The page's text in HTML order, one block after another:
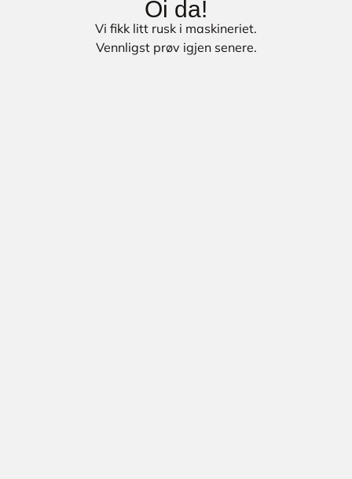
Oi da!
Vi fikk litt rusk i maskineriet.
Vennligst prøv igjen senere.